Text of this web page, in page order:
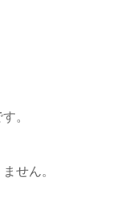
。
せん。